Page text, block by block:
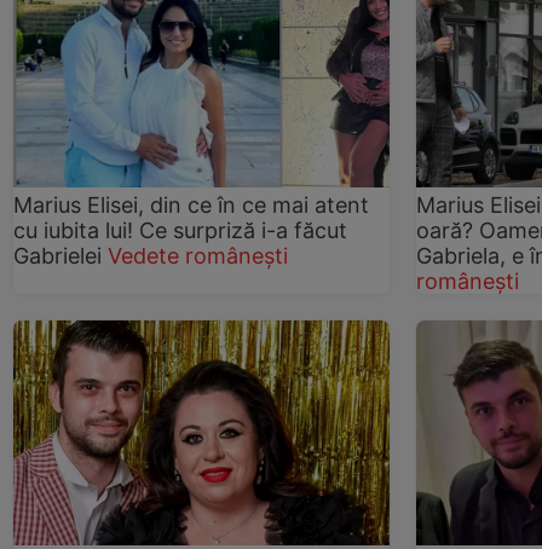
Marius Elisei, din ce în ce mai atent
cu iubita lui! Ce surpriză i-a făcut
Gabrielei Vedete românești
Marius
oară?
Gabriela, e
românești